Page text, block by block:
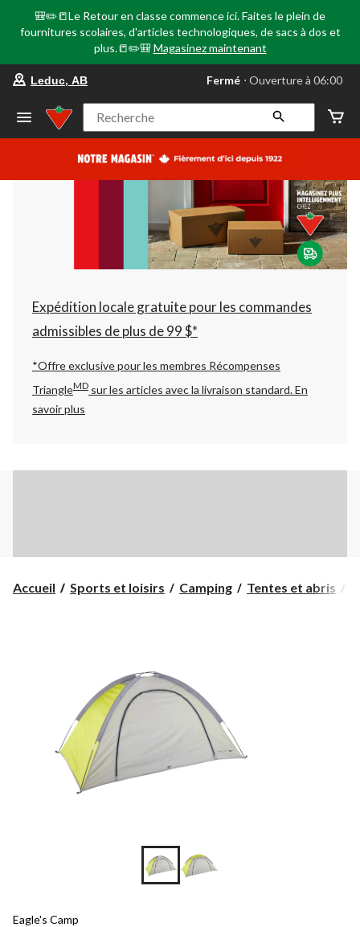
🎒✏️📒Le Retour en classe commence ici. Faites le plein de
fournitures scolaires, d'articles technologiques, de sacs à dos et
plus.📒✏️🎒 Magasinez maintenant
votre
préféré
Leduc,
AB,
courament
Ouverture
à
06:00
cliquer
pour
changer
Leduc, AB Fermé ⋅ Ouverture à 06:00
Recherche
Expédition locale gratuite pour les commandes
admissibles de plus de 99 $*
*Offre exclusive pour les membres Récompenses
TriangleMD sur les articles avec la livraison standard.En
savoir plus
Accueil Sports et loisirs Camping Tentes et abris
Eagle's Camp